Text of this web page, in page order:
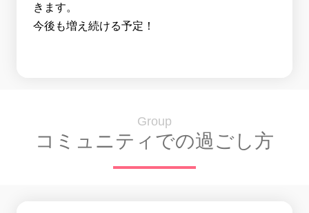
きます。
今後も増え続ける予定！
Group
コミュニティでの過ごし方